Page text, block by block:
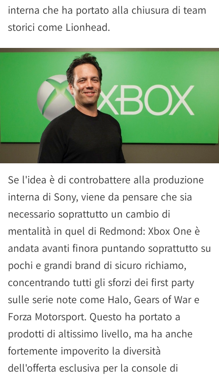
interna che ha portato alla chiusura di team
storici come Lionhead.
Se l'idea è di controbattere alla produzione
interna di Sony, viene da pensare che sia
necessario soprattutto un cambio di
mentalità in quel di Redmond: Xbox One è
andata avanti finora puntando soprattutto su
pochi e grandi brand di sicuro richiamo,
concentrando tutti gli sforzi dei first party
sulle serie note come Halo, Gears of War e
Forza Motorsport. Questo ha portato a
prodotti di altissimo livello, ma ha anche
fortemente impoverito la diversità
dell'offerta esclusiva per la console di